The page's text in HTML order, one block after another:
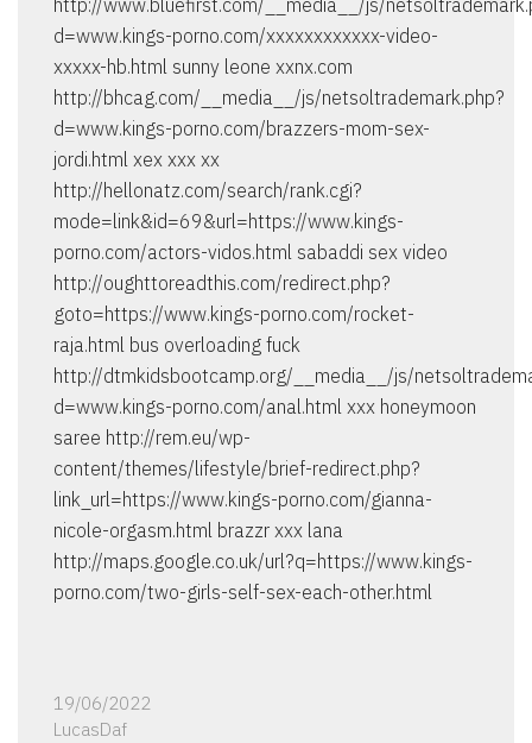
http://www.bluefirst.com/__media__/js/
d=www.kings-porno.com/xxxxxxxxxxxx-video-
xxxxx-hb.html sunny leone xxnx.com
http://bhcag.com/__media__/js/netsoltrademark.php?
d=www.kings-porno.com/brazzers-mom-sex-
jordi.html xex xxx xx
http://hellonatz.com/search/rank.cgi?
mode=link&id=69&url=https://www.kings-
porno.com/actors-vidos.html sabaddi sex video
http://oughttoreadthis.com/redirect.php?
goto=https://www.kings-porno.com/rocket-
raja.html bus overloading fuck
http://dtmkidsbootcamp.org/__media__/js/
d=www.kings-porno.com/anal.html xxx honeymoon
saree http://rem.eu/wp-
content/themes/lifestyle/brief-redirect.php?
link_url=https://www.kings-porno.com/gianna-
nicole-orgasm.html brazzr xxx lana
http://maps.google.co.uk/url?q=https://www.kings-
porno.com/two-girls-self-sex-each-other.html
19/06/2022
LucasDaf